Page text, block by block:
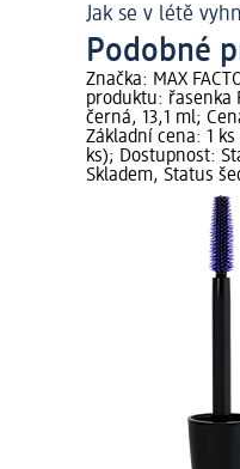
Jak se v létě
Podobné
Značka: MAX
produktu: řasenka
černá, 13,1 ml;
Základní cena: 1 ks
ks); Dostupnost:
Skladem, Status